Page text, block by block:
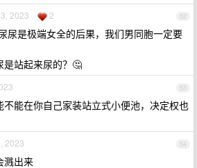
52
2023 2
尿是极端女全的后果，我们男同胞一定要
是站起来尿的？🤔
53
不能在你自己家装站立式小便池，决定权也
54
2023
溅出来